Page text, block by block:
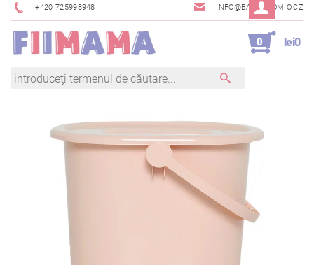
+420 725998948 INFO@BAMBINOMIO.CZ
0 lei0